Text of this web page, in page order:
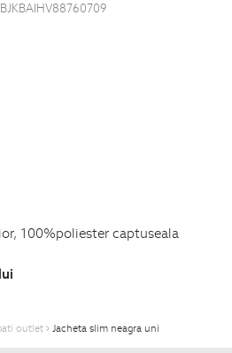
100%poliester captuseala
outlet Jacheta slim neagra uni